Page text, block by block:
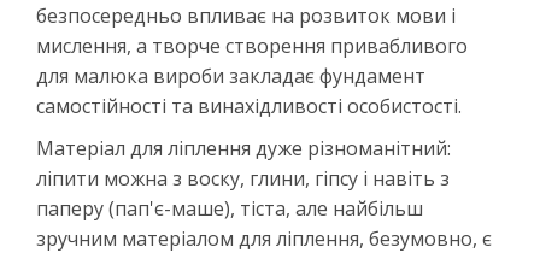
безпосередньо впливає на розвиток мови і
мислення, а творче створення привабливого
для малюка вироби закладає фундамент
самостійності та винахідливості особистості.
Матеріал для ліплення дуже різноманітний:
ліпити можна з воску, глини, гіпсу і навіть з
паперу (пап'є-маше), тіста, але найбільш
зручним матеріалом для ліплення, безумовно, є